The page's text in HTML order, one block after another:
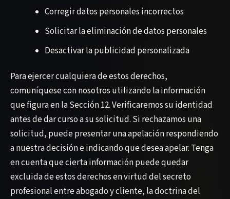
Corregir datos personales incorrectos
Solicitar la eliminación de datos personales
Desactivar la publicidad personalizada
Para ejercer cualquiera de estos derechos,
comuníquese con nosotros utilizando la información
que figura en la Sección 12. Verificaremos su identidad
antes de dar curso a su solicitud. Si rechazamos una
solicitud, puede presentar una apelación respondiendo
a nuestra decisión e indicando que desea apelar. Tenga
en cuenta que cierta información puede quedar
excluida de estos derechos en virtud del secreto
profesional entre abogado y cliente, la doctrina del